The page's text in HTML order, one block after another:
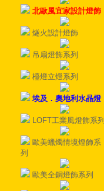
北歐風宜家設計燈飾
燧火設計燈飾
吊扇燈飾系列
檯燈立燈系列
埃及．奧地利水晶燈
LOFT工業風燈飾系列
歐美蠟燭情境燈飾系
列
歐美全銅燈飾系列